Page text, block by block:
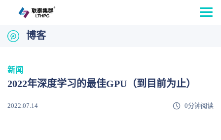
博客
新闻
2022年深度学习的最佳GPU（到目前为止）
2022.07.14 0分钟阅读